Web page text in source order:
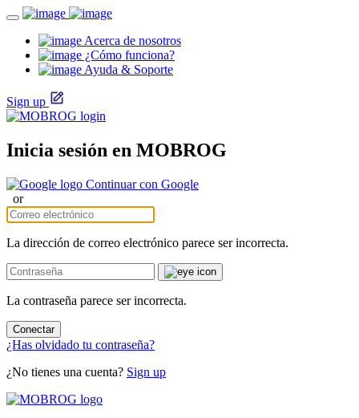
Acerca de nosotros
¿Cómo funciona?
Ayuda & Soporte
Sign up
Inicia sesión en MOBROG
Continuar con Google
or
La dirección de correo electrónico parece ser incorrecta.
La contraseña parece ser incorrecta.
Conectar
¿Has olvidado tu contraseña?
¿No tienes una cuenta? Sign up